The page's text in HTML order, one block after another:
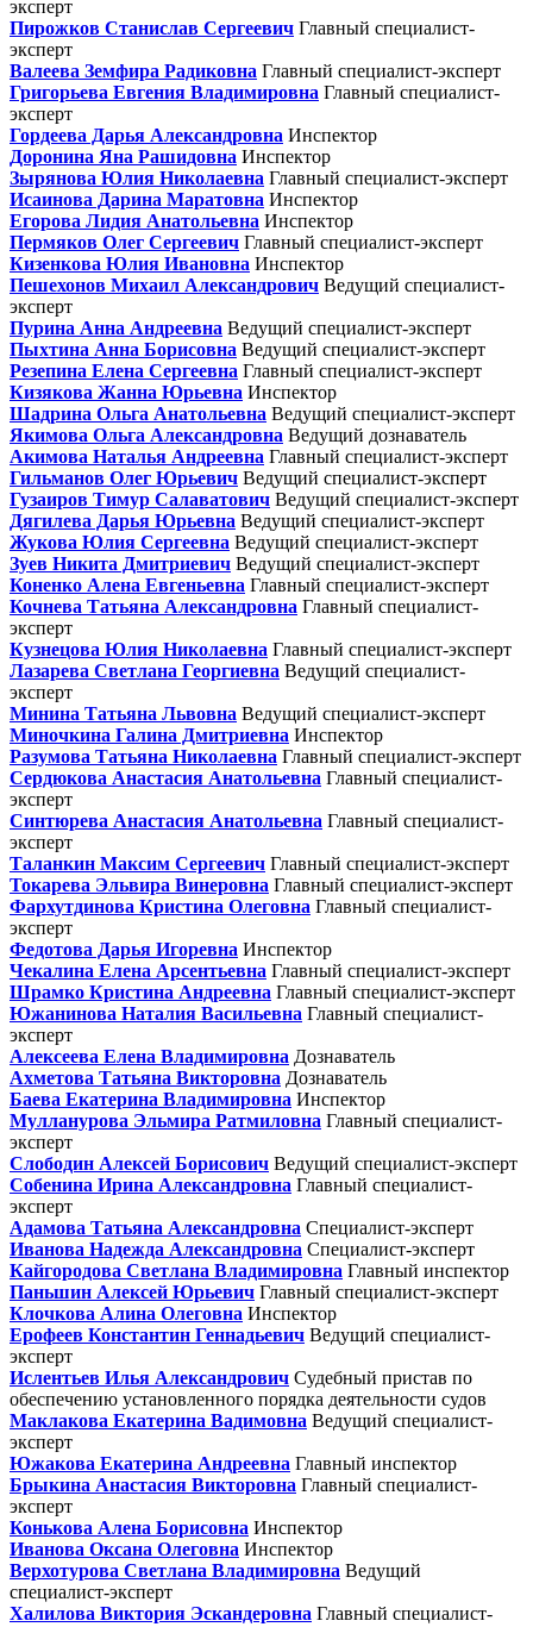
эксперт
Пирожков Станислав Сергеевич Главный специалист-
эксперт
Валеева Земфира Радиковна Главный специалист-эксперт
Григорьева Евгения Владимировна Главный специалист-
эксперт
Гордеева Дарья Александровна Инспектор
Доронина Яна Рашидовна Инспектор
Зырянова Юлия Николаевна Главный специалист-эксперт
Исаинова Дарина Маратовна Инспектор
Егорова Лидия Анатольевна Инспектор
Пермяков Олег Сергеевич Главный специалист-эксперт
Кизенкова Юлия Ивановна Инспектор
Пешехонов Михаил Александрович Ведущий специалист-
эксперт
Пурина Анна Андреевна Ведущий специалист-эксперт
Пыхтина Анна Борисовна Ведущий специалист-эксперт
Резепина Елена Сергеевна Главный специалист-эксперт
Кизякова Жанна Юрьевна Инспектор
Шадрина Ольга Анатольевна Ведущий специалист-эксперт
Якимова Ольга Александровна Ведущий дознаватель
Акимова Наталья Андреевна Главный специалист-эксперт
Гильманов Олег Юрьевич Ведущий специалист-эксперт
Гузаиров Тимур Салаватович Ведущий специалист-эксперт
Дягилева Дарья Юрьевна Ведущий специалист-эксперт
Жукова Юлия Сергеевна Ведущий специалист-эксперт
Зуев Никита Дмитриевич Ведущий специалист-эксперт
Коненко Алена Евгеньевна Главный специалист-эксперт
Кочнева Татьяна Александровна Главный специалист-
эксперт
Кузнецова Юлия Николаевна Главный специалист-эксперт
Лазарева Светлана Георгиевна Ведущий специалист-
эксперт
Минина Татьяна Львовна Ведущий специалист-эксперт
Миночкина Галина Дмитриевна Инспектор
Разумова Татьяна Николаевна Главный специалист-эксперт
Сердюкова Анастасия Анатольевна Главный специалист-
эксперт
Синтюрева Анастасия Анатольевна Главный специалист-
эксперт
Таланкин Максим Сергеевич Главный специалист-эксперт
Токарева Эльвира Винеровна Главный специалист-эксперт
Фархутдинова Кристина Олеговна Главный специалист-
эксперт
Федотова Дарья Игоревна Инспектор
Чекалина Елена Арсентьевна Главный специалист-эксперт
Шрамко Кристина Андреевна Главный специалист-эксперт
Южанинова Наталия Васильевна Главный специалист-
эксперт
Алексеева Елена Владимировна Дознаватель
Ахметова Татьяна Викторовна Дознаватель
Баева Екатерина Владимировна Инспектор
Мулланурова Эльмира Ратмиловна Главный специалист-
эксперт
Слободин Алексей Борисович Ведущий специалист-эксперт
Собенина Ирина Александровна Главный специалист-
эксперт
Адамова Татьяна Александровна Специалист-эксперт
Иванова Надежда Александровна Специалист-эксперт
Кайгородова Светлана Владимировна Главный инспектор
Паньшин Алексей Юрьевич Главный специалист-эксперт
Клочкова Алина Олеговна Инспектор
Ерофеев Константин Геннадьевич Ведущий специалист-
эксперт
Ислентьев Илья Александрович Судебный пристав по
обеспечению установленного порядка деятельности судов
Маклакова Екатерина Вадимовна Ведущий специалист-
эксперт
Южакова Екатерина Андреевна Главный инспектор
Брыкина Анастасия Викторовна Главный специалист-
эксперт
Конькова Алена Борисовна Инспектор
Иванова Оксана Олеговна Инспектор
Верхотурова Светлана Владимировна Ведущий
специалист-эксперт
Халилова Виктория Эскандеровна Главный специалист-